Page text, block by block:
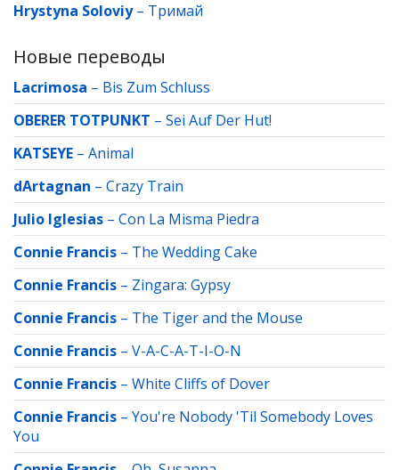
Hrystyna Soloviy– Тримай
Новые переводы
Lacrimosa – Bis Zum Schluss
OBERER TOTPUNKT – Sei Auf Der Hut!
KATSEYE – Animal
dArtagnan – Crazy Train
Julio Iglesias – Con La Misma Piedra
Connie Francis – The Wedding Cake
Connie Francis – Zingara: Gypsy
Connie Francis – The Tiger and the Mouse
Connie Francis – V-A-C-A-T-I-O-N
Connie Francis – White Cliffs of Dover
Connie Francis – You're Nobody 'Til Somebody Loves
You